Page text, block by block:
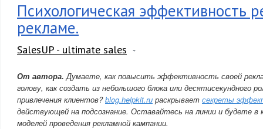
Психологическая эффективность
рекламе.
SalesUP - ultimate sales
От автора. Думаете, как повысить эффективность своей
голову, как создать из небольшого блока или десятисекундного
привлечения клиентов?blog.helpkit.ru раскрывает секреты
действующей на подсознание. Оставайтесь на линии и будете в
моделей проведения рекламной кампании.